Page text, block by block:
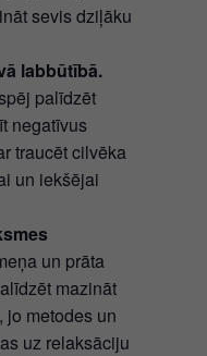
sevis dziļāku
labbūtībā.
palīdzēt
negatīvus
traucēt cilvēka
un iekšējai
un prāta
mazināt
jo metodes un
uz relaksāciju